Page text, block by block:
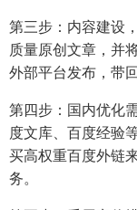
第三步：内容建设
质量原创文章，并
外部平台发布，带
第四步：国内优化
度文库、百度经验
买高权重百度外链
务。